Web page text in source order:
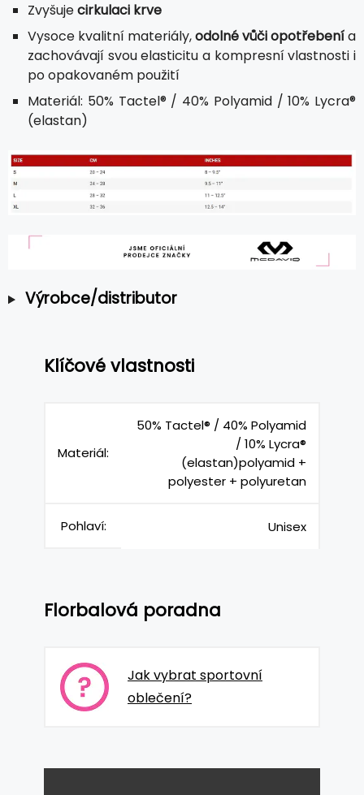
Zvyšujecirkulaci krve
Vysoce kvalitní materiály,odolné vůči opotřebenía
zachovávají svou elasticitu a kompresní vlastnosti i
po opakovaném použití
Materiál: 50% Tactel® / 40% Polyamid / 10% Lycra®
(elastan)
Výrobce/distributor
Klíčové vlastnosti
Materiál:
50% Tactel® / 40% Polyamid
/ 10% Lycra®
(elastan)polyamid +
polyester + polyuretan
Pohlaví: Unisex
Florbalová poradna
Jak vybrat sportovní
oblečení?